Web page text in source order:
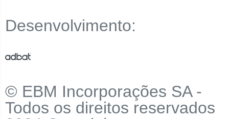
Desenvolvimento:
© EBM Incorporações SA -
Todos os direitos reservados